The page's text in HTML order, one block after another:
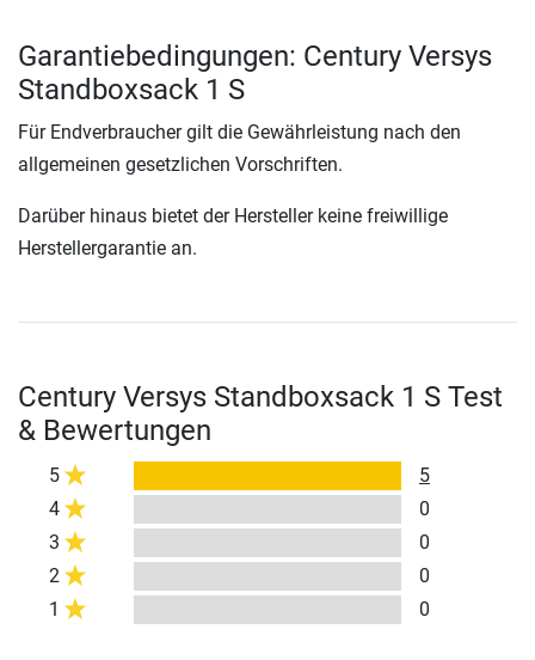
Garantiebedingungen: Century Versys
Standboxsack 1 S
Für Endverbraucher gilt die Gewährleistung nach den
allgemeinen gesetzlichen Vorschriften.
Darüber hinaus bietet der Hersteller keine freiwillige
Herstellergarantie an.
Century Versys Standboxsack 1 S Test
& Bewertungen
5
5
4
0
3
0
2
0
1
0